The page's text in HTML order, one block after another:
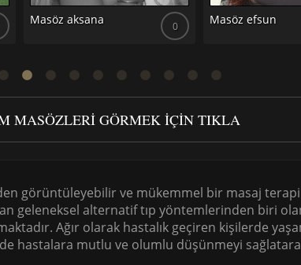
Masöz aksana 0 Masöz efsun
MASÖZLERI GÖRMEK IÇIN TIKLA
görüntüleyebilir ve mükemmel bir masaj
geleneksel alternatif tıp yöntemlerinden biri
Ağır olarak hastalık geçiren kişilerde
hastalara mutlu ve olumlu düşünmeyi